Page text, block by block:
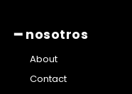
━ nosotros
About
Contact